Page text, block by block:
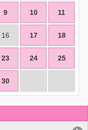
9 10 11
16 17 18
23 24 25
30